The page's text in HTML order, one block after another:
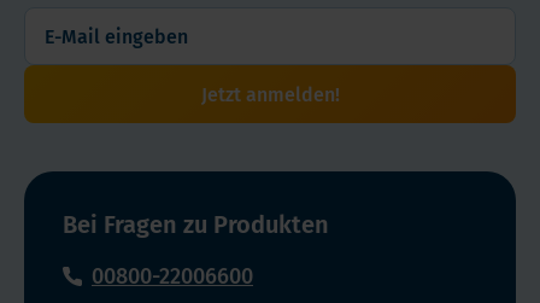
Jetzt anmelden!
Bei Fragen zu Produkten
00800-22006600